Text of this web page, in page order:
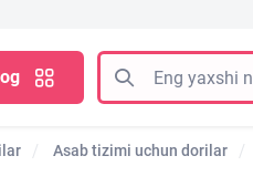
Asab tizimi uchun dorilar